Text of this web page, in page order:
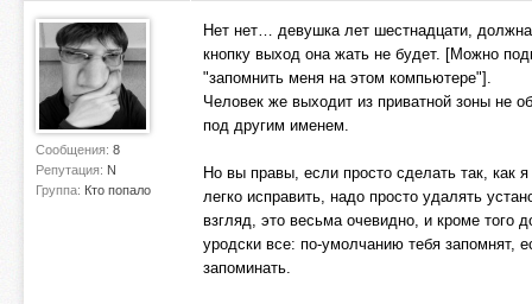
Сообщения: 8
Репутация: N
Группа: Кто попало
Нет нет… девушка лет шестнадцати,
кнопку выход она жать не будет. [Можно
"запомнить меня на этом компьютере"].
Человек же выходит из приватной зоны не
под другим именем.
Но вы правы, если просто сделать так, как
легко исправить, надо просто удалять
взгляд, это весьма очевидно, и кроме того
уродски все: по-умолчанию тебя запомнят,
запоминать.